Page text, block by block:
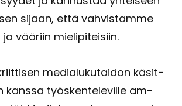
si­jaan, että vah­vis­tam­me
vää­riin mie­li­pi­tei­siin.
me­dia­lu­ku­tai­don kä­sit­
kans­sa työs­ken­te­le­vil­le am­